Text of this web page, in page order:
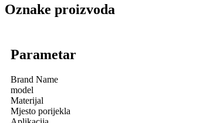
Oznake proizvoda
Parametar
Brand Name
model
Materijal
Mjesto porijekla